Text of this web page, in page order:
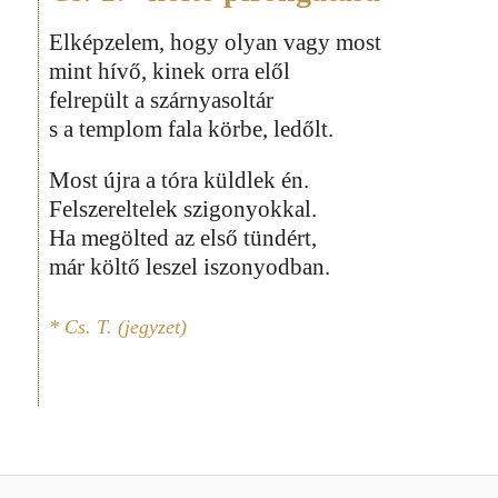
Elképzelem, hogy olyan vagy most
mint hívő, kinek orra elől
felrepült a szárnyasoltár
s a templom fala körbe, ledőlt.
Most újra a tóra küldlek én.
Felszereltelek szigonyokkal.
Ha megölted az első tündért,
már költő leszel iszonyodban.
* Cs. T. (jegyzet)